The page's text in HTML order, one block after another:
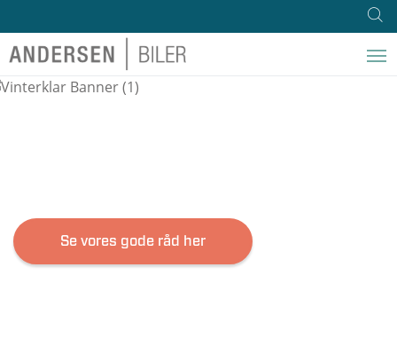
Se vores gode råd her